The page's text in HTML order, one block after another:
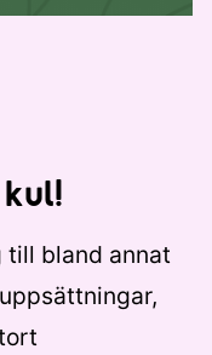
till bland annat